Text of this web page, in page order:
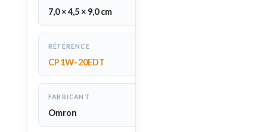
7,0 × 4,5 × 9,0 cm
RÉFÉRENCE
CP1W-20EDT
FABRICANT
Omron